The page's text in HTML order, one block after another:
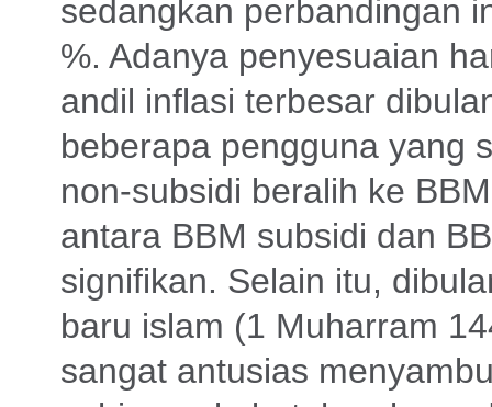
sedangkan perbandingan
%. Adanya penyesuaian
andil inflasi terbesar
beberapa pengguna yang
non-subsidi beralih ke
antara BBM subsidi dan
signifikan. Selain itu,
baru islam (1 Muharram
sangat antusias